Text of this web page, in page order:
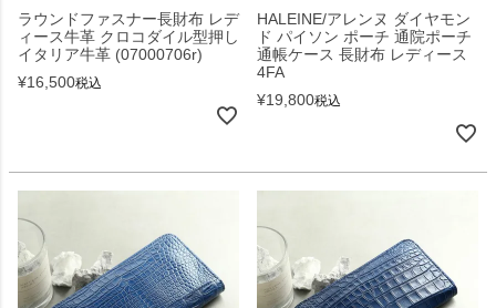
ラウンドファスナー長財布 レデ
ィース牛革 クロコダイル型押し
イタリア牛革 (07000706r)
¥16,500税込
HALEINE/アレンヌ ダイヤモン
ド パイソン ポーチ 通院ポーチ
通帳ケース 長財布 レディース
4FA
¥19,800税込